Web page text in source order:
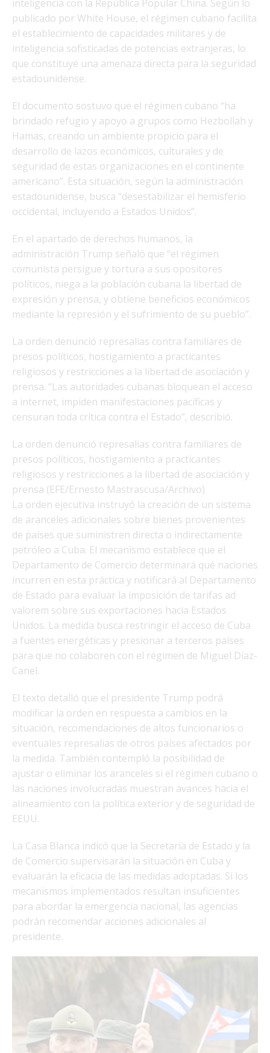
inteligencia con la República Popular China. Según lo
publicado por White House, el régimen cubano facilita
el establecimiento de capacidades militares y de
inteligencia sofisticadas de potencias extranjeras, lo
que constituye una amenaza directa para la seguridad
estadounidense.
El documento sostuvo que el régimen cubano “ha
brindado refugio y apoyo a grupos como Hezbollah y
Hamas, creando un ambiente propicio para el
desarrollo de lazos económicos, culturales y de
seguridad de estas organizaciones en el continente
americano”. Esta situación, según la administración
estadounidense, busca “desestabilizar el hemisferio
occidental, incluyendo a Estados Unidos”.
En el apartado de derechos humanos, la
administración Trump señaló que “el régimen
comunista persigue y tortura a sus opositores
políticos, niega a la población cubana la libertad de
expresión y prensa, y obtiene beneficios económicos
mediante la represión y el sufrimiento de su pueblo”.
La orden denunció represalias contra familiares de
presos políticos, hostigamiento a practicantes
religiosos y restricciones a la libertad de asociación y
prensa. “Las autoridades cubanas bloquean el acceso
a internet, impiden manifestaciones pacíficas y
censuran toda crítica contra el Estado”, describió.
La orden denunció represalias contra familiares de
presos políticos, hostigamiento a practicantes
religiosos y restricciones a la libertad de asociación y
prensa (EFE/Ernesto Mastrascusa/Archivo)
La orden ejecutiva instruyó la creación de un sistema
de aranceles adicionales sobre bienes provenientes
de países que suministren directa o indirectamente
petróleo a Cuba. El mecanismo establece que el
Departamento de Comercio determinará qué naciones
incurren en esta práctica y notificará al Departamento
de Estado para evaluar la imposición de tarifas ad
valorem sobre sus exportaciones hacia Estados
Unidos. La medida busca restringir el acceso de Cuba
a fuentes energéticas y presionar a terceros países
para que no colaboren con el régimen de Miguel Díaz-
Canel.
El texto detalló que el presidente Trump podrá
modificar la orden en respuesta a cambios en la
situación, recomendaciones de altos funcionarios o
eventuales represalias de otros países afectados por
la medida. También contempló la posibilidad de
ajustar o eliminar los aranceles si el régimen cubano o
las naciones involucradas muestran avances hacia el
alineamiento con la política exterior y de seguridad de
EEUU.
La Casa Blanca indicó que la Secretaría de Estado y la
de Comercio supervisarán la situación en Cuba y
evaluarán la eficacia de las medidas adoptadas. Si los
mecanismos implementados resultan insuficientes
para abordar la emergencia nacional, las agencias
podrán recomendar acciones adicionales al
presidente.